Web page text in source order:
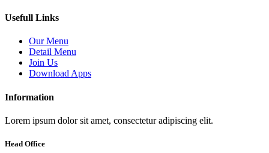
Usefull Links
Our Menu
Detail Menu
Join Us
Download Apps
Information
Lorem ipsum dolor sit amet, consectetur adipiscing elit.
Head Office